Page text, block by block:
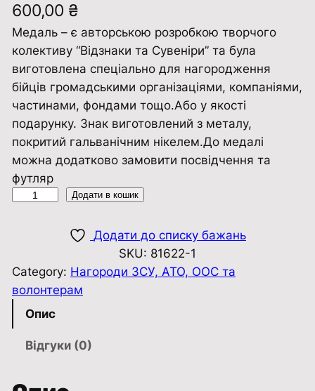
600,00 ₴
Медаль – є авторською розробкою творчого
колективу “Відзнаки та Сувенiри” та була
виготовлена ​​спеціально для нагородження
бійців громадськими організаціями, компаніями,
частинами, фондами тощо.Або у якості
подарунку. Знак виготовлений з металу,
покритий гальванічним нікелем.До медалі
можна додатково замовити посвідчення та
футляр
л
ь
Додати в кошик
Додати до списку бажань
SKU: 81622-1
Category: Нагороди ЗСУ, АТО, ООС та
волонтерам
Опис
Відгуки (0)